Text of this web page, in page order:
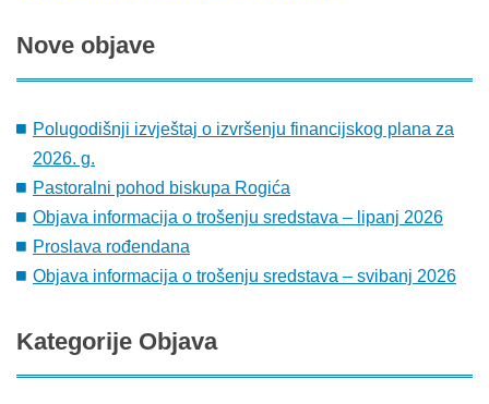
Nove objave
Polugodišnji izvještaj o izvršenju financijskog plana za
2026. g.
Pastoralni pohod biskupa Rogića
Objava informacija o trošenju sredstava – lipanj 2026
Proslava rođendana
Objava informacija o trošenju sredstava – svibanj 2026
Kategorije Objava